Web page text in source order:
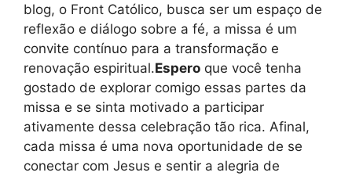
blog, o Front Católico, busca ser um espaço de
reflexão e diálogo sobre a fé, a missa é um
convite contínuo para a transformação e
renovação espiritual.Espero que você tenha
gostado de explorar comigo essas partes da
missa e se sinta motivado a participar
ativamente dessa celebração tão rica. Afinal,
cada missa é uma nova oportunidade de se
conectar com Jesus e sentir a alegria de